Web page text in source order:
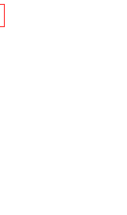
กย้ายด้วยหรือไม่
รืออยู่ใกล้กับ